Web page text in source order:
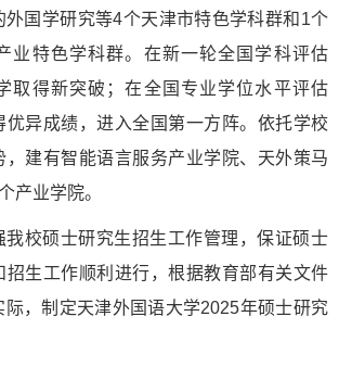
外国学研究等4个天津市特色学科群和1个
业特色学科群。在新一轮全国学科评估
取得新突破；在全国专业学位水平评估
优异成绩，进入全国第一方阵。依托学校
，建有智能语言服务产业学院、天外策马
产业学院。
我校硕士研究生招生工作管理，保证硕士
招生工作顺利进行，根据教育部有关文件
，制定天津外国语大学2025年硕士研究